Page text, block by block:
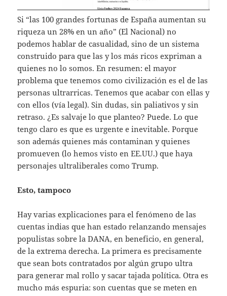
Si “las 100 grandes fortunas de España aumentan su
riqueza un 28% en un año” (El Nacional) no
podemos hablar de casualidad, sino de un sistema
construido para que las y los más ricos expriman a
quienes no lo somos. En resumen: el mayor
problema que tenemos como civilización es el de las
personas ultrarricas. Tenemos que acabar con ellas y
con ellos (vía legal). Sin dudas, sin paliativos y sin
retraso. ¿Es salvaje lo que planteo? Puede. Lo que
tengo claro es que es urgente e inevitable. Porque
son además quienes más contaminan y quienes
promueven (lo hemos visto en EE.UU.) que haya
personajes ultraliberales como Trump.
Esto, tampoco
Hay varias explicaciones para el fenómeno de las
cuentas indias que han estado relanzando mensajes
populistas sobre la DANA, en beneficio, en general,
de la extrema derecha. La primera es precisamente
que sean bots contratados por algún grupo ultra
para generar mal rollo y sacar tajada política. Otra es
mucho más espuria: son cuentas que se meten en